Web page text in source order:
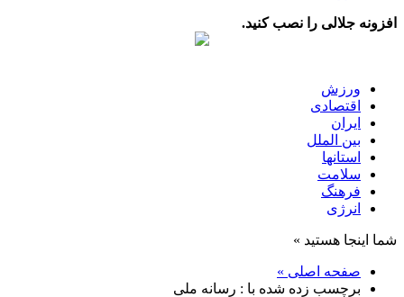
افزونه جلالی را نصب کنید.
ورزش
اقتصادی
ایران
بین الملل
استانها
سلامت
فرهنگ
انرژی
شما اینجا هستید »
صفحه اصلی »
برچسب زده شده با : رسانه ملی